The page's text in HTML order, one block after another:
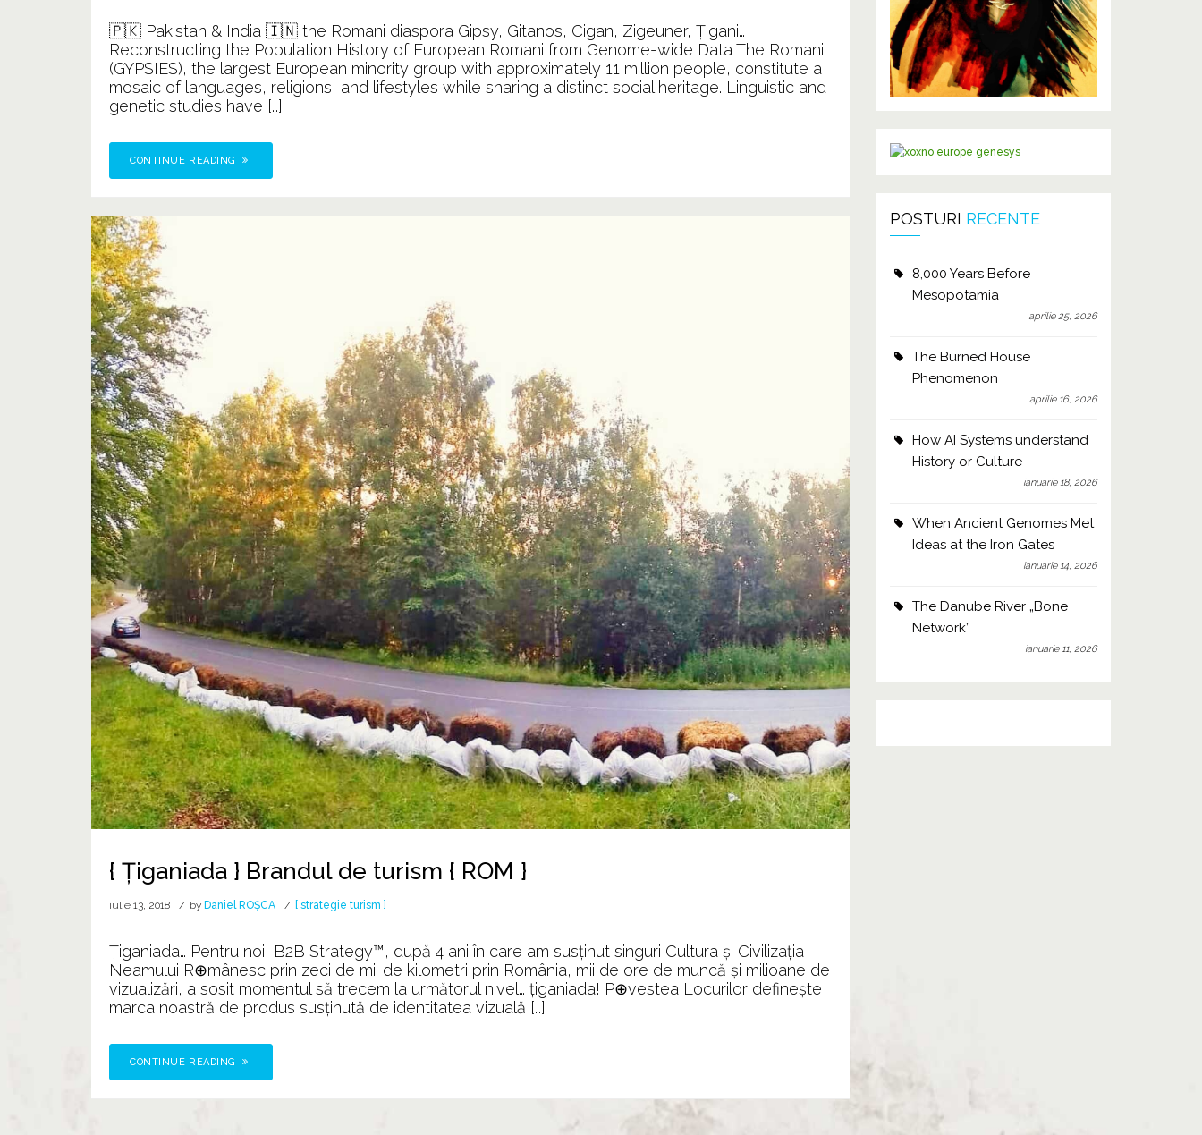
🇵🇰 Pakistan & India 🇮🇳 the Romani diaspora Gipsy, Gitanos, Cigan, Zigeuner, Țigani…
Reconstructing the Population History of European Romani from Genome-wide Data The Romani
(GYPSIES), the largest European minority group with approximately 11 million people, constitute a
mosaic of languages, religions, and lifestyles while sharing a distinct social heritage. Linguistic and
genetic studies have […]
CONTINUE READING
{ Țiganiada } Brandul de turism { ROM }
iulie 13, 2018 by Daniel ROȘCA [ strategie turism ]
Țiganiada… Pentru noi, B2B Strategy™, după 4 ani în care am susținut singuri Cultura și Civilizația
Neamului R⊕mânesc prin zeci de mii de kilometri prin România, mii de ore de muncă și milioane de
vizualizări, a sosit momentul să trecem la următorul nivel… țiganiada! P⊕vestea Locurilor definește
marca noastră de produs susținută de identitatea vizuală […]
CONTINUE READING
POSTURI RECENTE
8,000 Years Before
Mesopotamia
aprilie 25, 2026
The Burned House
Phenomenon
aprilie 16, 2026
How AI Systems understand
History or Culture
ianuarie 18, 2026
When Ancient Genomes Met
Ideas at the Iron Gates
ianuarie 14, 2026
The Danube River „Bone
Network”
ianuarie 11, 2026